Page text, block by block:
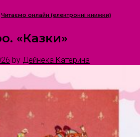
Читаємо онлайн (електронні книжки)
«Казки»
by Дейнека Катерина